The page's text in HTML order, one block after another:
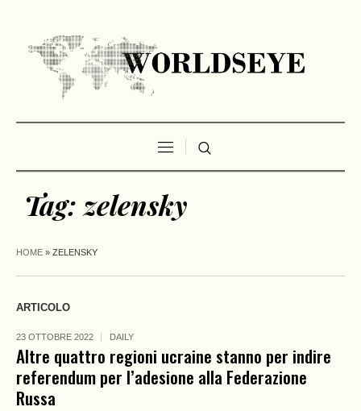
Tag:zelensky
HOME » ZELENSKY
ARTICOLO
23 OTTOBRE 2022 DAILY
Altre quattro regioni ucraine stanno per indire
referendum per l’adesione alla Federazione
Russa